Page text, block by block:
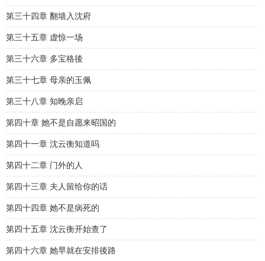
第三十四章 翻墙入沈府
第三十五章 虚惊一场
第三十六章 多宝格後
第三十七章 母亲的玉佩
第三十八章 知晚亲启
第四十章 她不是自愿来昭国的
第四十一章 沈云衡知道吗
第四十二章 门外的人
第四十三章 夫人留给你的话
第四十四章 她不是病死的
第四十五章 沈云衡开始查了
第四十六章 她早就在安排後路